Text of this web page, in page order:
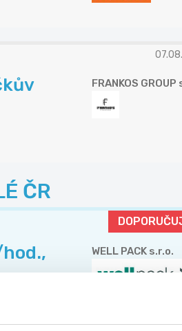
FRANKOS GROUP
ČR
WELL PACK s.r.o.